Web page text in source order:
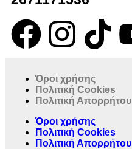
Όροι χρήσης
Πολιτική Cookies
Πολιτική Απορρήτου
Όροι χρήσης
Πολιτική Cookies
Πολιτική Απορρήτου